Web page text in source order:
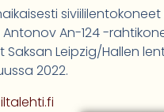
An-124 -
Saksan Leipzig/Hallen
2022.
iltalehti.fi